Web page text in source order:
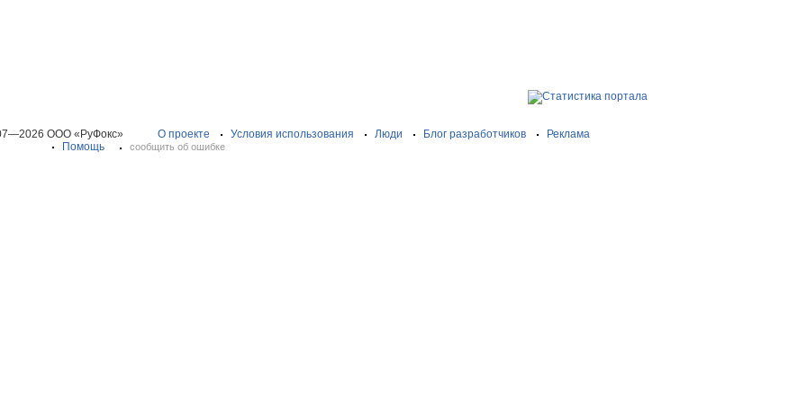
ООО «РуФокс» О проекте Условия использования Люди Блог разработчиков
Реклама
Помощь
сообщить об ошибке